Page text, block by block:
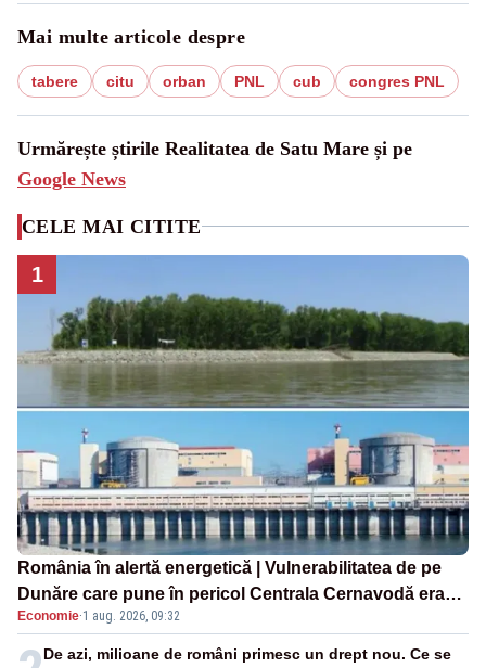
Mai multe articole despre
tabere citu orban PNL cub congres PNL
Urmărește știrile Realitatea de Satu Mare și pe
Google News
CELE MAI CITITE
1
România în alertă energetică | Vulnerabilitatea de pe
Dunăre care pune în pericol Centrala Cernavodă era
cunoscută de pe vremea lui Ceaușescu
Economie·1 aug. 2026, 09:32
De azi, milioane de români primesc un drept nou. Ce se